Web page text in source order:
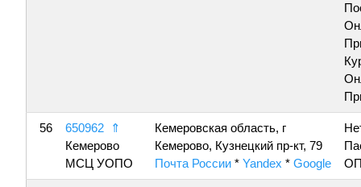
56 650962
⇑
Кемерово
МСЦ УОПО
Кемеровская область, г
Кемерово, Кузнецкий пр-кт, 79
Почта России * Yandex * Google